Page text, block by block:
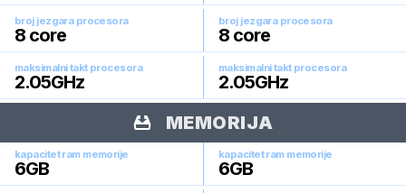
broj jezgara procesora
8 core
broj jezgara procesora
8 core
maksimalni takt procesora
2.05GHz
maksimalni takt procesora
2.05GHz
MEMORIJA
kapacitet ram memorije
6GB
kapacitet ram memorije
6GB